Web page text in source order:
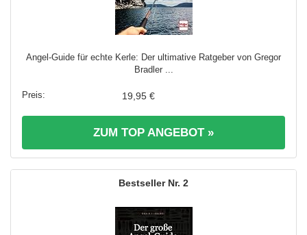
Angel-Guide für echte Kerle: Der ultimative Ratgeber von Gregor
Bradler ...
19,95 €
ZUM TOP ANGEBOT »
2